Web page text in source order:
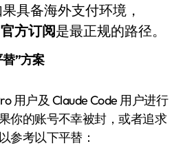
具备海外支付环境，
方订阅是最正规的路径。
”方案
用户及 Claude Code 用户进行
你的账号不幸被封，或者追求
参考以下平替：